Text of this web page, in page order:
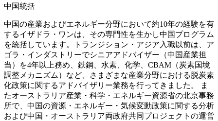
中国統括
中国の産業およびエネルギー分野において約10年の経験を有
するイザドラ・ワンは、その専門性を生かし中国プログラム
を統括しています。トランジション・アジア入職以前は、ア
ゴラ・インダストリーでシニアアドバイザー（中国産業担
当）を4年以上務め、鉄鋼、水素、化学、CBAM（炭素国境
調整メカニズム）など、さまざまな産業分野における脱炭素
化政策に関するアドバイザリー業務を行ってきました。 ま
たオーストラリア産業・科学・エネルギー資源省の北京事務
所で、中国の資源・エネルギー・気候変動政策に関する分析
および中国・オーストラリア両政府共同プロジェクトの運営